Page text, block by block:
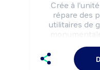
Crée à
répare des
utilitaires de
dimension
couteaux,